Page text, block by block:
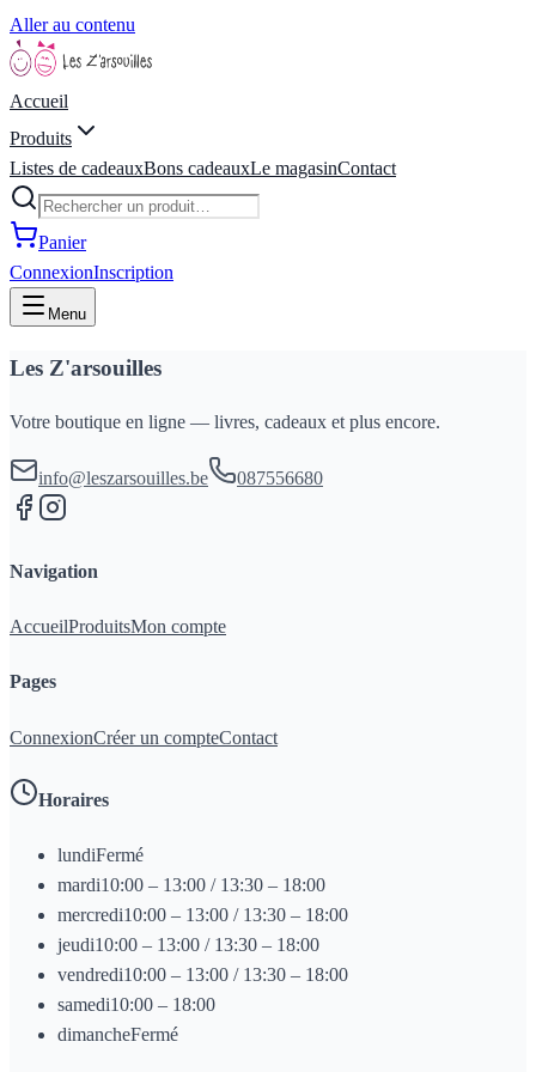
Aller au contenu
Accueil
Produits
Listes de cadeauxBons cadeauxLe magasinContact
Panier
ConnexionInscription
Menu
Les Z'arsouilles
Votre boutique en ligne — livres, cadeaux et plus encore.
info@leszarsouilles.be 087556680
Navigation
AccueilProduitsMon compte
Pages
ConnexionCréer un compteContact
Horaires
lundiFermé
mardi10:00 – 13:00 / 13:30 – 18:00
mercredi10:00 – 13:00 / 13:30 – 18:00
jeudi10:00 – 13:00 / 13:30 – 18:00
vendredi10:00 – 13:00 / 13:30 – 18:00
samedi10:00 – 18:00
dimancheFermé